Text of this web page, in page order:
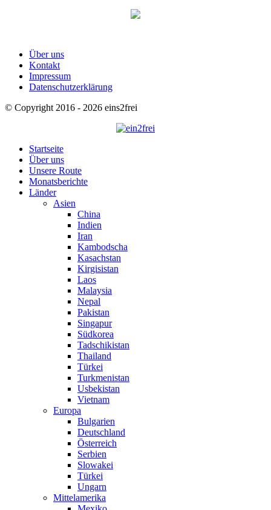
Über uns
Kontakt
Impressum
Datenschutzerklärung
© Copyright 2016 - 2026 eins2frei
Startseite
Über uns
Unsere Route
Monatsberichte
Länder
Asien
China
Indien
Iran
Kambodscha
Kasachstan
Kirgisistan
Laos
Malaysia
Nepal
Pakistan
Singapur
Südkorea
Tadschikistan
Thailand
Türkei
Turkmenistan
Usbekistan
Vietnam
Europa
Bulgarien
Deutschland
Österreich
Serbien
Slowakei
Türkei
Ungarn
Mittelamerika